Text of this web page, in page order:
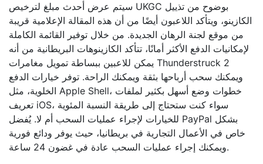
سيتم عرض أحدث مبلغ لترخيص UKGC بوضوح من تذييل
الكازينو، ويتأكد اللاعبون أيضًا من أن هذه المقالة الإعلامية قريبة
من موقع لجنة الرهان الجديدة. من خلال توفير القائمة الكاملة
لإمكانيات الدفع الأكثر أمانًا، تتأكد الكازينوهات البريطانية من أنه
يمكن للاعبين ببساطة تمويل مغامرات Thunderstruck 2
ويمكنك سحب أرباحها بثقة ويمكنك الراحة. توفر خيارات الدفع
الخلوية، مثل Apple Shell، خطوات وضع أسهل بكثير لملفات
تعريف iOS، سواء كنت ستحتاج إلى طريقة النسبة المئوية
للخيارات لإجراء عمليات السحب أم لا. يُفضل PayPal بشكل
خاص في الأعمال التجارية في بريطانيا، حيث يوفر ودائع فورية
ويمكنك إجراء عمليات السحب عادة في غضون 24 ساعة.